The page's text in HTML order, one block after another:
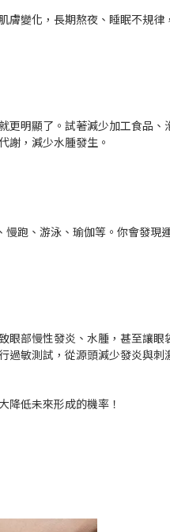
變化，長期熬夜、睡眠不規律
明顯了。試著減少加工食品、
謝，減少水腫發生。
跑、游泳、瑜伽等。你會發現
部慢性發炎、水腫，甚至讓
敏測試，從源頭減少發炎與刺
降低未來形成的機率！